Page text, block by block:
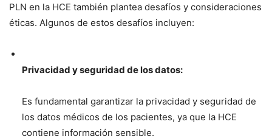
PLN en la HCE también plantea desafíos y consideraciones
éticas. Algunos de estos desafíos incluyen:
Privacidad y seguridad de los datos:
Es fundamental garantizar la privacidad y seguridad de
los datos médicos de los pacientes, ya que la HCE
contiene información sensible.